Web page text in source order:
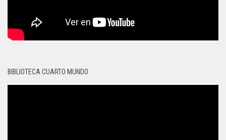
BIBLIOTECA CUARTO MUNDO